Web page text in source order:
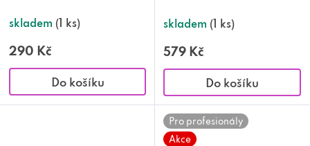
skladem (1 ks)
290 Kč
Do košíku
skladem (1 ks)
579 Kč
Do košíku
Pro profesionály
Akce